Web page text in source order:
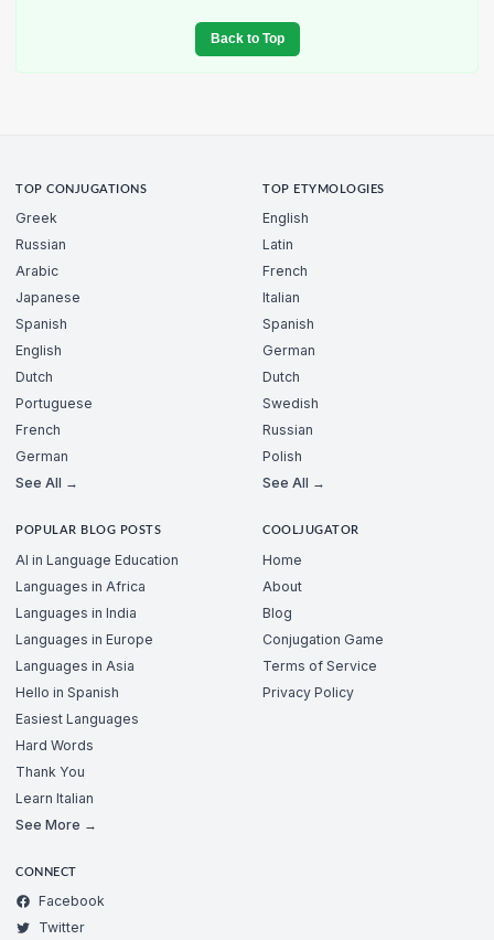
Back to Top
TOP CONJUGATIONS
Greek
Russian
Arabic
Japanese
Spanish
English
Dutch
Portuguese
French
German
See All →
TOP ETYMOLOGIES
English
Latin
French
Italian
Spanish
German
Dutch
Swedish
Russian
Polish
See All →
POPULAR BLOG POSTS
AI in Language Education
Languages in Africa
Languages in India
Languages in Europe
Languages in Asia
Hello in Spanish
Easiest Languages
Hard Words
Thank You
Learn Italian
See More →
COOLJUGATOR
Home
About
Blog
Conjugation Game
Terms of Service
Privacy Policy
CONNECT
Facebook
Twitter